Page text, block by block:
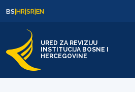
BS|HR|SR|EN
URED ZA REVIZIJU
INSTITUCIJA BOSNE I
HERCEGOVINE